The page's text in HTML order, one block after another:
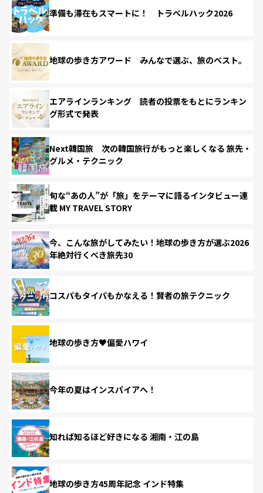
準備も滞在もスマートに！ トラベルハック2026
地球の歩き方アワード みんなで選ぶ、旅のベスト。
エアラインランキング 読者の投票をもとにランキン
グ形式で発表
Next韓国旅 次の韓国旅行がもっと楽しくなる 旅先・
グルメ・テクニック
旬な“あの人”が「旅」をテーマに語るインタビュー連
載 MY TRAVEL STORY
今、こんな旅がしてみたい！地球の歩き方が選ぶ2026
年絶対行くべき旅先30
コスパもタイパもかなえる！賢者の旅テクニック
地球の歩き方♥偏愛ハワイ
今年の夏はインスパイアへ！
知れば知るほど好きになる 湘南・江の島
地球の歩き方45周年記念 インド特集